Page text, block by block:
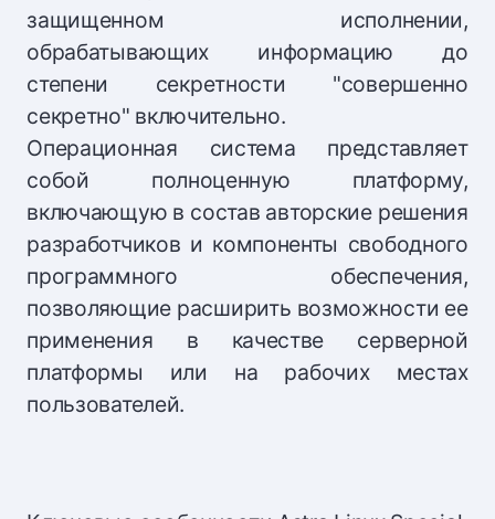
защищенном исполнении,
обрабатывающих информацию до
степени секретности "совершенно
секретно" включительно.
Операционная система представляет
собой полноценную платформу,
включающую в состав авторские решения
разработчиков и компоненты свободного
программного обеспечения,
позволяющие расширить возможности ее
применения в качестве серверной
платформы или на рабочих местах
пользователей.